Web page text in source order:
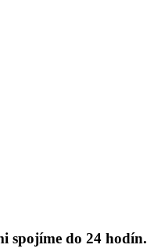
spojíme do 24 hodín.